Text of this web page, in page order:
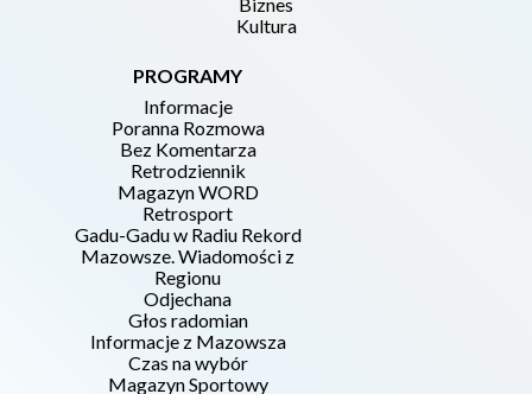
Kultura
PROGRAMY
Informacje
Poranna Rozmowa
Bez Komentarza
Retrodziennik
Magazyn WORD
Retrosport
Gadu-Gadu w Radiu Rekord
Mazowsze. Wiadomości z
Regionu
Odjechana
Głos radomian
Informacje z Mazowsza
Czas na wybór
Magazyn Sportowy